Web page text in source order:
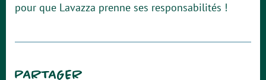
pour que Lavazza prenne ses responsabilités !
PARTAGER